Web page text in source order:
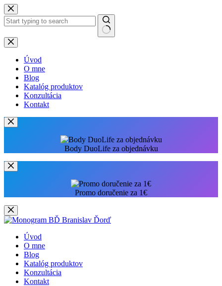
Preskočiť
na
obsah
Žiadne
výsledky
Úvod
O mne
Blog
Katalóg produktov
Konzultácia
Kontakt
Body DuoLife za objednávku
Promo doručenie za 1€
Úvod
O mne
Blog
Katalóg produktov
Konzultácia
Kontakt